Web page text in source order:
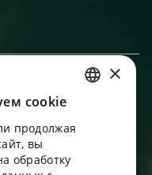
области информационных
ENGLISH
UKRAINIAN
×
сookie
продолжая
вы
обработку